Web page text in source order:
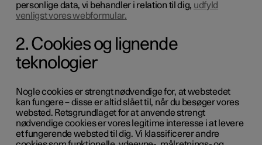
personlige data, vi behandler i relation til dig, udfyld
venligst vores webformular.
2. Cookies og lignende
teknologier
Nogle cookies er strengt nødvendige for, at webstedet
kan fungere – disse er altid slået til, når du besøger vores
websted. Retsgrundlaget for at anvende strengt
nødvendige cookies er vores legitime interesse i at levere
et fungerende websted til dig. Vi klassificerer andre